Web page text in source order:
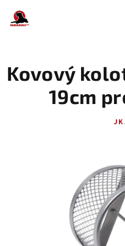
obsah
Kovový
19cm
JK